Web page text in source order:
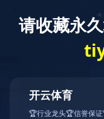
您当前的位置：